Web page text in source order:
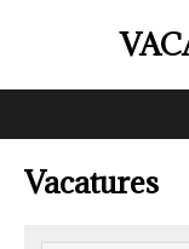
Vacatures